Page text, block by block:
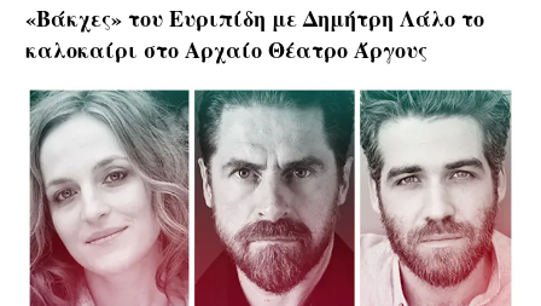
«Βάκχες» του Ευριπίδη με Δημήτρη Λάλο το
καλοκαίρι στο Αρχαίο Θέατρο Άργους